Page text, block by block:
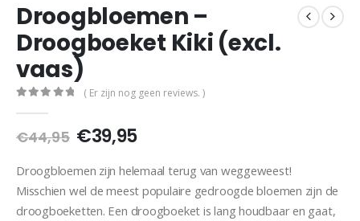
Droogbloemen –
Droogboeket Kiki (excl.
vaas)
( Er zijn nog geen reviews. )
€44,95 €39,95
Droogbloemen zijn helemaal terug van weggeweest!
Misschien wel de meest populaire gedroogde bloemen zijn de
droogboeketten. Een droogboeket is lang houdbaar en gaat,